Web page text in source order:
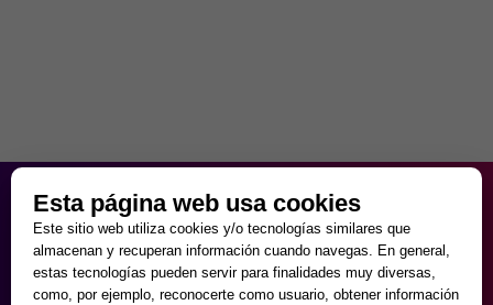
de Lunes a Viernes
9:30 - 20:00
Sábados
10:00 - 14:00 y 17:00 - 20:00
Domingos cerrado.
Esta página web usa cookies
Este sitio web utiliza cookies y/o tecnologías similares que
almacenan y recuperan información cuando navegas. En general,
estas tecnologías pueden servir para finalidades muy diversas,
como, por ejemplo, reconocerte como usuario, obtener información